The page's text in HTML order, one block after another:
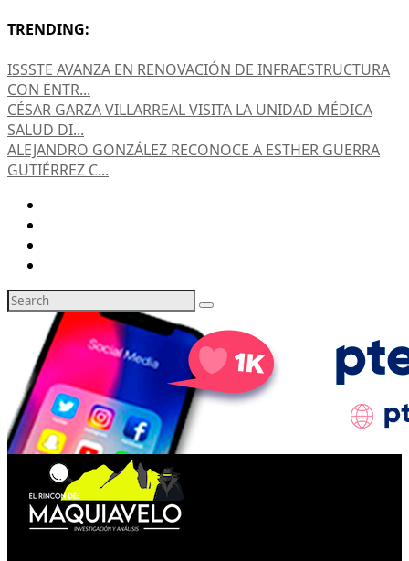
TRENDING:
ISSSTE AVANZA EN RENOVACIÓN DE INFRAESTRUCTURA
CON ENTR...
CÉSAR GARZA VILLARREAL VISITA LA UNIDAD MÉDICA
SALUD DI...
ALEJANDRO GONZÁLEZ RECONOCE A ESTHER GUERRA
GUTIÉRREZ C...